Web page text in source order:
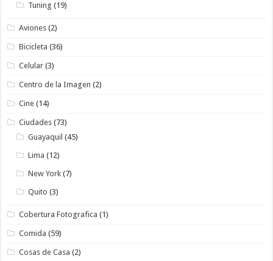
Tuning (19)
Aviones (2)
Bicicleta (36)
Celular (3)
Centro de la Imagen (2)
Cine (14)
Ciudades (73)
Guayaquil (45)
Lima (12)
New York (7)
Quito (3)
Cobertura Fotografica (1)
Comida (59)
Cosas de Casa (2)